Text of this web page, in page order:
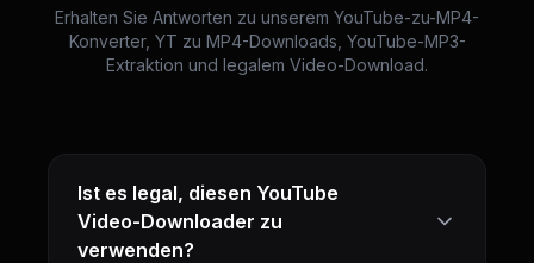
Erhalten Sie Antworten zu unserem YouTube-zu-MP4-
Konverter, YT zu MP4-Downloads, YouTube-MP3-
Extraktion und legalem Video-Download.
Ist es legal, diesen YouTube
Video-Downloader zu
verwenden?